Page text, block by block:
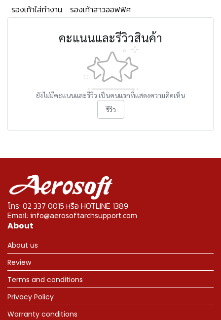
รองเท้าใส่ทำงาน
รองเท้าสาวออฟฟิศ
คะแนนและรีวิวสินค้า
ยังไม่มีคะแนนและรีวิว เป็นคนแรกที่แสดงความคิดเห็น
รีวิว
โทร: 02 337 0015 หรือ HOTLINE 1389
Email: info@aerosoftarchsupport.com
About
About us
Review
Terms and conditions
Privacy Policy
Warranty conditions